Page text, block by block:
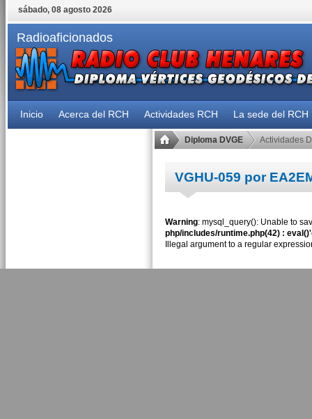
sábado, 08 agosto 2026
Radioaficionados
Inicio Acerca del RCH Actividades RCH La sede del RCH
Diploma DVGE Actividades
VGHU-059 por
Warning: mysql_query(): Unable to
php/includes/runtime.php(42) :
Illegal argument to a regular